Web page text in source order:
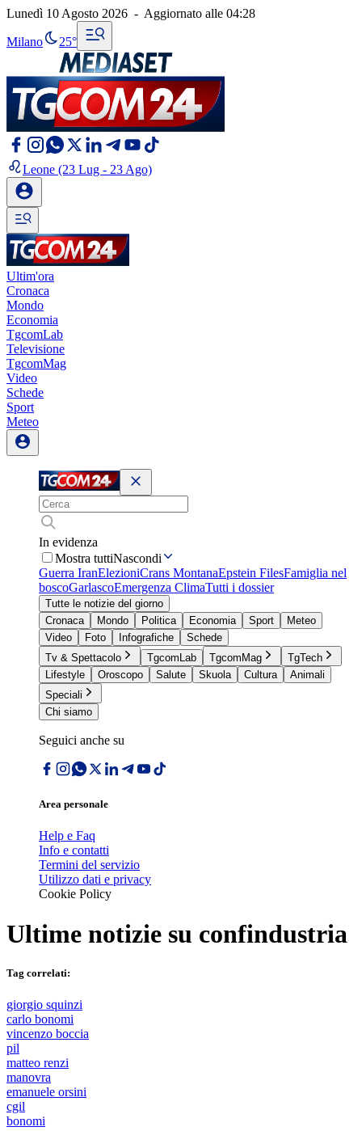
Lunedì 10 Agosto 2026 - Aggiornato alle 04:28
Milano 25°
Leone (23 Lug - 23 Ago)
Ultim'ora
Cronaca
Mondo
Economia
TgcomLab
Televisione
TgcomMag
Video
Schede
Sport
Meteo
In evidenza
Mostra tuttiNascondi
Guerra IranElezioniCrans MontanaEpstein FilesFamiglia nel
boscoGarlascoEmergenza ClimaTutti i dossier
Tutte le notizie del giorno
Cronaca
Mondo Politica Economia Sport
Meteo
Video
Foto Infografiche
Schede
Tv & Spettacolo
TgcomLab TgcomMag
TgTech
Lifestyle
Oroscopo Salute Skuola Cultura
Animali
Speciali
Chi siamo
Seguici anche su
Area personale
Help e Faq
Info e contatti
Termini del servizio
Utilizzo dati e privacy
Cookie Policy
Ultime notizie su confindustria
Tag correlati:
giorgio squinzi
carlo bonomi
vincenzo boccia
pil
matteo renzi
manovra
emanuele orsini
cgil
bonomi